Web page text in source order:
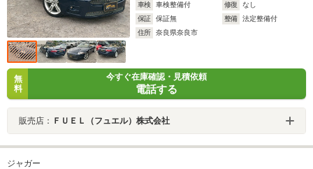
車検
車検整備付 修復
なし
保証
保証無 整備
法定整備付
住所
奈良県奈良市
無
料
今すぐ在庫確認・見積依頼
電話する
販売店： ＦＵＥＬ（フュエル）株式会社
ジャガー